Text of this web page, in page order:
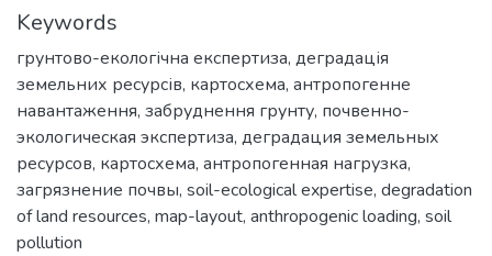
Keywords
грунтово-екологічна експертиза, деградація
земельних ресурсів, картосхема, антропогенне
навантаження, забруднення грунту, почвенно-
экологическая экспертиза, деградация земельных
ресурсов, картосхема, антропогенная нагрузка,
загрязнение почвы, soil-ecological expertise, degradation
of land resources, map-layout, anthropogenic loading, soil
pollution